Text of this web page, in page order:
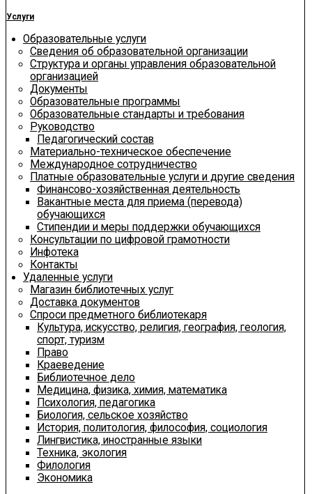
Услуги
Образовательные услуги
Сведения об образовательной организации
Структура и органы управления образовательной
организацией
Документы
Образовательные программы
Образовательные стандарты и требования
Руководство
Педагогический состав
Материально-техническое обеспечение
Международное сотрудничество
Платные образовательные услуги и другие сведения
Финансово-хозяйственная деятельность
Вакантные места для приема (перевода)
обучающихся
Стипендии и меры поддержки обучающихся
Консультации по цифровой грамотности
Инфотека
Контакты
Удаленные услуги
Магазин библиотечных услуг
Доставка документов
Спроси предметного библиотекаря
Культура, искусство, религия, география, геология,
спорт, туризм
Право
Краеведение
Библиотечное дело
Медицина, физика, химия, математика
Психология, педагогика
Биология, сельское хозяйство
История, политология, философия, социология
Лингвистика, иностранные языки
Техника, экология
Филология
Экономика